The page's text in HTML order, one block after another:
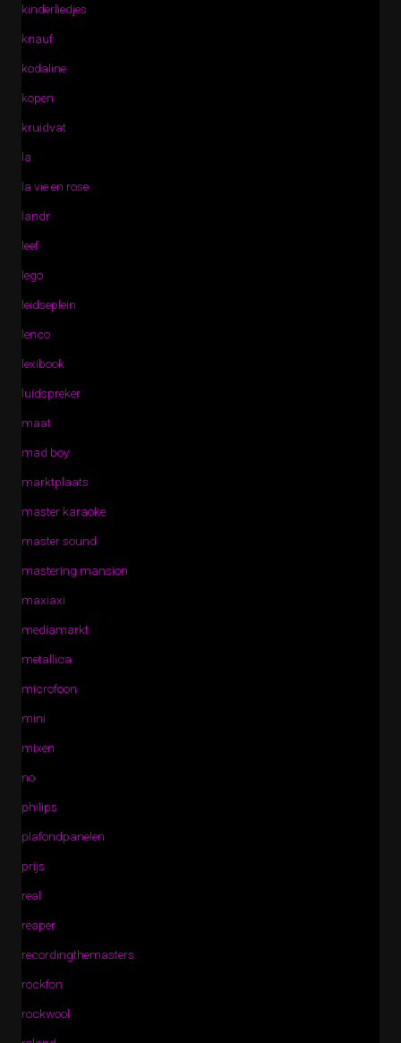
kinderliedjes
knauf
kodaline
kopen
kruidvat
la
la vie en rose
landr
leef
lego
leidseplein
lenco
lexibook
luidspreker
maat
mad boy
marktplaats
master karaoke
master sound
mastering mansion
maxiaxi
mediamarkt
metallica
microfoon
mini
mixen
no
philips
plafondpanelen
prijs
real
reaper
recordingthemasters
rockfon
rockwool